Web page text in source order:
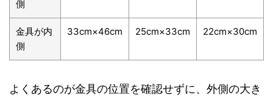
側
金具が内
側
33cm×46cm 25cm×33cm 22cm×30cm
よくあるのが金具の位置を確認せずに、外側の大き